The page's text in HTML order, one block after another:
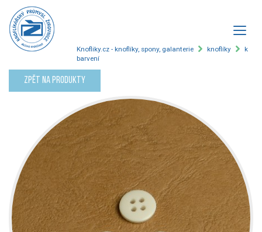
Knofliky.cz - knoflíky, spony, galanterie knoflíky
k
barvení
Zpět na produkty